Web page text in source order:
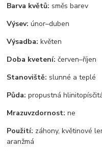
Barva květů: směs barev
Výsev: únor–duben
Výsadba: květen
Doba kvetení: červen–říjen
Stanoviště: slunné a teplé
Půda: propustná
Mrazuvzdornost: ne
Použití: záhony, květinové
aranžmá